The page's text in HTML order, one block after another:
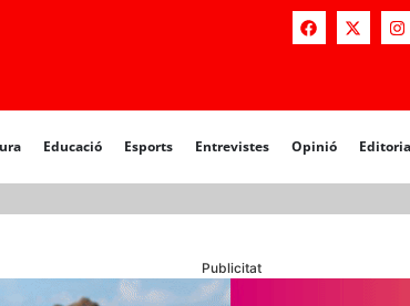
Educació Esports Entrevistes Opinió
Opinió Editorial
Publicitat